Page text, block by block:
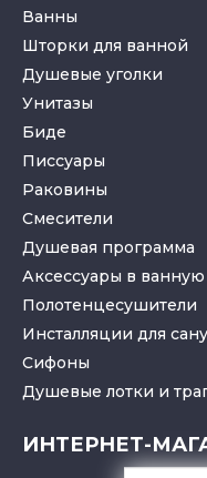
Ванны
Шторки для ванной
Душевые уголки
Унитазы
Биде
Писсуары
Раковины
Смесители
Душевая программа
Аксессуары в ванную
Полотенцесушители
Инсталляции для
Cифоны
Душевые лотки и
ИНТЕРНЕТ-